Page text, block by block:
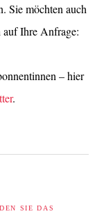
Sie möchten auch
auf Ihre Anfrage:
– hier
.
SIE DAS